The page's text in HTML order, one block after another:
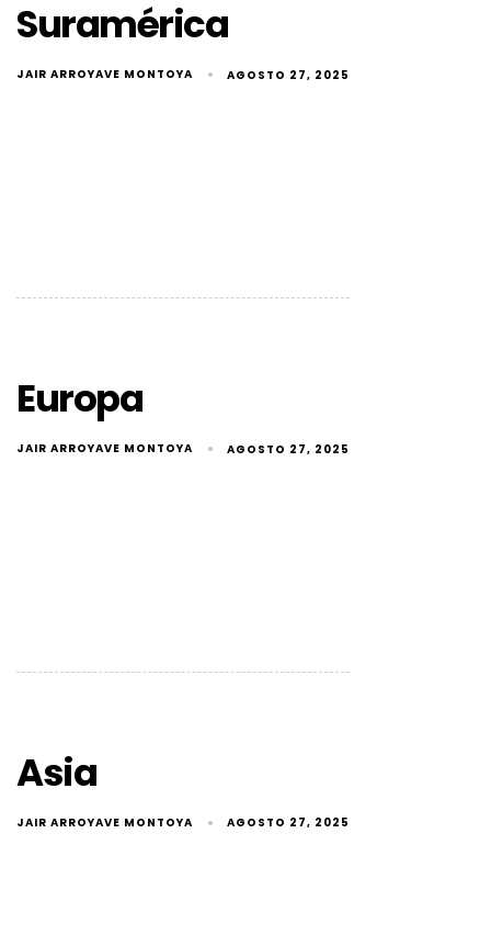
Suramérica
JAIR ARROYAVE MONTOYA AGOSTO 27, 2025
Europa
JAIR ARROYAVE MONTOYA AGOSTO 27, 2025
Asia
JAIR ARROYAVE MONTOYA AGOSTO 27, 2025